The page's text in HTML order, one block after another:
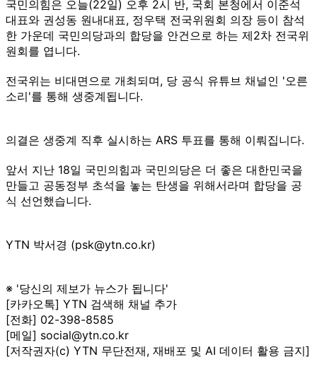
국민의힘은 오늘(22일) 오후 2시 반, 국회 본청에서 이준석
대표와 권성동 원내대표, 정우택 전국위원회 의장 등이 참석
한 가운데 국민의당과의 합당을 안건으로 하는 제2차 전국위
원회를 엽니다.
전국위는 비대면으로 개최되며, 당 공식 유튜브 채널인 '오른
소리'를 통해 생중계됩니다.
의결은 생중계 직후 실시하는 ARS 투표를 통해 이뤄집니다.
앞서 지난 18일 국민의힘과 국민의당은 더 좋은 대한민국을
만들고 공동정부 초석을 놓는 탄생을 위해서라며 합당을 공
식 선언했습니다.
YTN 박서경 (psk@ytn.co.kr)
※ '당신의 제보가 뉴스가 됩니다'
[카카오톡] YTN 검색해 채널 추가
[전화] 02-398-8585
[메일] social@ytn.co.kr
[저작권자(c) YTN 무단전재, 재배포 및 AI 데이터 활용 금지]